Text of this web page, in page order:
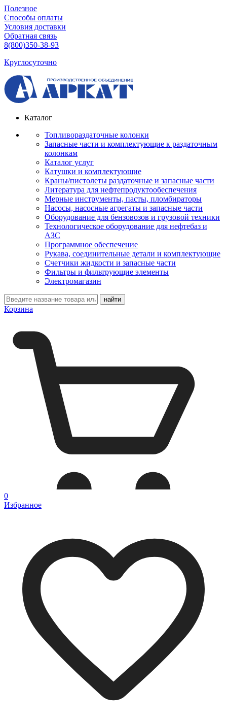
Полезное
Способы оплаты
Условия доставки
Обратная связь
8(800)350-38-93
Круглосуточно
Каталог
Топливораздаточные колонки
Запасные части и комплектующие к раздаточным
колонкам
Каталог услуг
Катушки и комплектующие
Краны/пистолеты раздаточные и запасные части
Литература для нефтепродуктообеспечения
Мерные инструменты, пасты, пломбираторы
Насосы, насосные агрегаты и запасные части
Оборудование для бензовозов и грузовой техники
Технологическое оборудование для нефтебаз и
АЗС
Программное обеспечение
Рукава, соединительные детали и комплектующие
Счетчики жидкости и запасные части
Фильтры и фильтрующие элементы
Электромагазин
Корзина
0
Избранное